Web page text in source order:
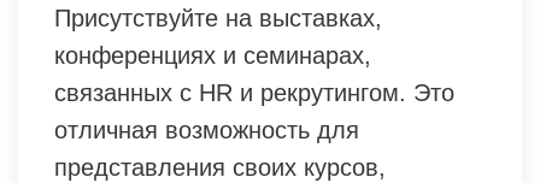
Присутствуйте на выставках,
конференциях и семинарах,
связанных с HR и рекрутингом. Это
отличная возможность для
представления своих курсов,